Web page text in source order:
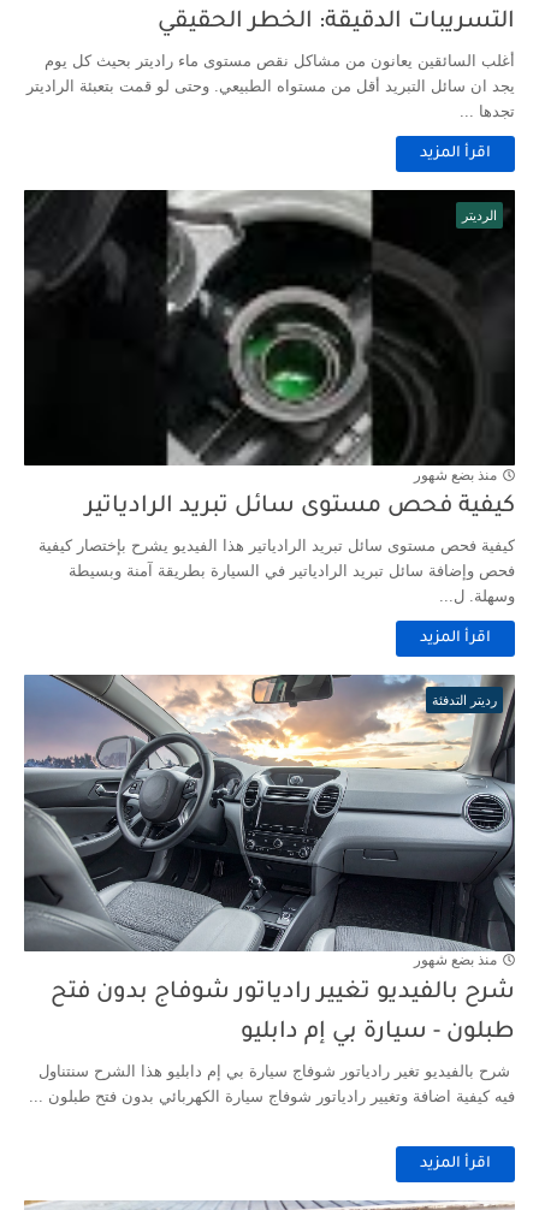
التسريبات الدقيقة: الخطر الحقيقي
أغلب السائقين يعانون من مشاكل نقص مستوى ماء راديتر بحيث كل يوم
يجد ان سائل التبريد أقل من مستواه الطبيعي. وحتى لو قمت بتعبئة الراديتر
تجدها ...
اقرأ المزيد
الرديتر
منذ بضع شهور
كيفية فحص مستوى سائل تبريد الرادياتير
كيفية فحص مستوى سائل تبريد الرادياتير هذا الفيديو يشرح بإختصار كيفية
فحص وإضافة سائل تبريد الرادياتير في السيارة بطريقة آمنة وبسيطة
وسهلة. ل...
اقرأ المزيد
رديتر التدفئة
منذ بضع شهور
شرح بالفيديو تغيير رادياتور شوفاج بدون فتح
طبلون - سيارة بي إم دابليو
شرح بالفيديو تغير رادياتور شوفاج سيارة بي إم دابليو هذا الشرح سنتناول
فيه كيفية اضافة وتغيير رادياتور شوفاج سيارة الكهربائي بدون فتح طبلون ...
اقرأ المزيد